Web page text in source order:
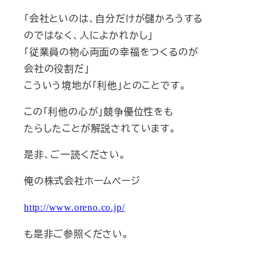
「会社といのは、自分だけが儲かろうする
のではなく、人によかれかし」
「従業員の物心両面の幸福をつくるのが
会社の役割だ」
こういう境地が「利他」とのことです。
この「利他の心が」競争優位性をも
たらしたことが解説されています。
是非、ご一読ください。
俺の株式会社ホームページ
http://www.oreno.co.jp/
も是非ご参照ください。